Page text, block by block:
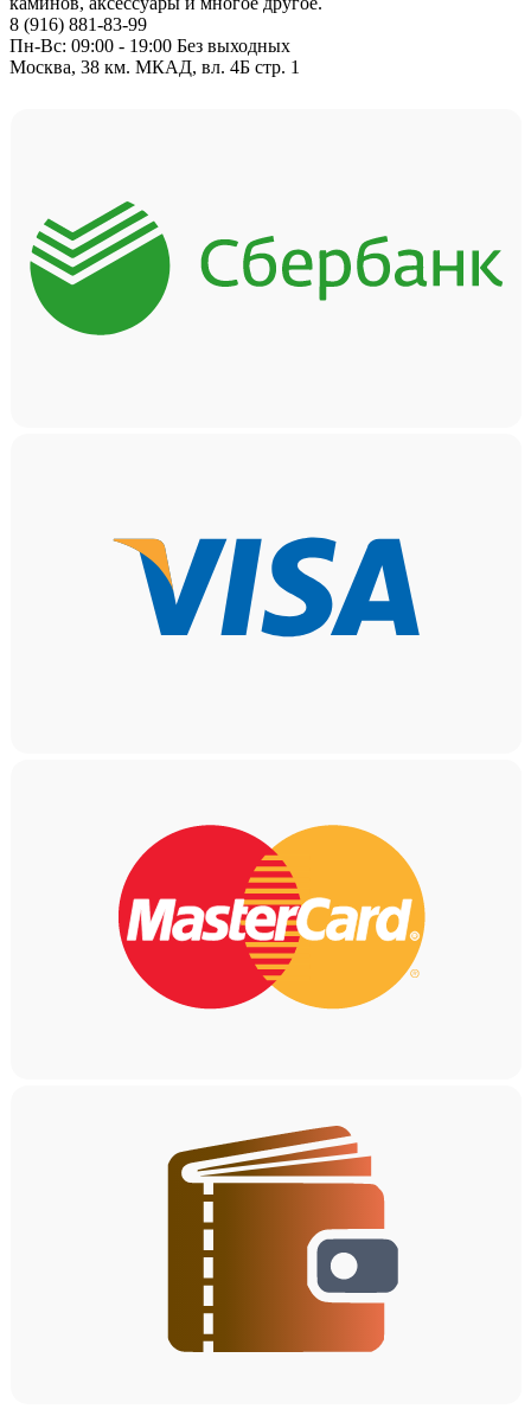
8 (916) 881-83-99
Пн-Вс: 09:00 - 19:00 Без выходных
Москва, 38 км. МКАД, вл. 4Б стр. 1